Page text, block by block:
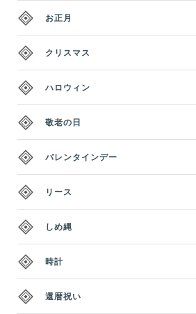
お正月
クリスマス
ハロウィン
敬老の日
バレンタインデー
リース
しめ縄
時計
還暦祝い